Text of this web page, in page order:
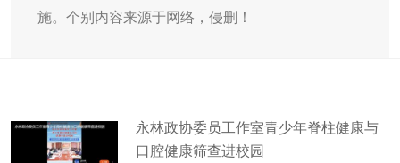
施。个别内容来源于网络，侵删！
永林政协委员工作室青少年脊柱健康与
口腔健康筛查进校园